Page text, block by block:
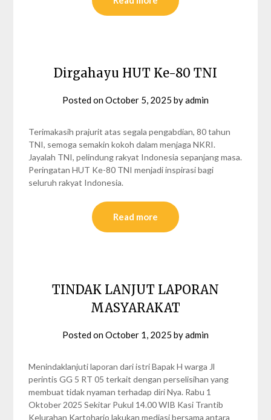
Dirgahayu HUT Ke-80 TNI
Posted onOctober 5, 2025 byadmin
Terimakasih prajurit atas segala pengabdian, 80 tahun
TNI, semoga semakin kokoh dalam menjaga NKRI.
Jayalah TNI, pelindung rakyat Indonesia sepanjang masa.
Peringatan HUT Ke-80 TNI menjadi inspirasi bagi
seluruh rakyat Indonesia.
Read more
TINDAK LANJUT LAPORAN
MASYARAKAT
Posted onOctober 1, 2025 byadmin
Menindaklanjuti laporan dari istri Bapak H warga Jl
perintis GG 5 RT 05 terkait dengan perselisihan yang
membuat tidak nyaman terhadap diri Nya. Rabu 1
Oktober 2025 Sekitar Pukul 14.00 WIB Kasi Trantib
Kelurahan Kartoharjo lakukan mediasi bersama antara